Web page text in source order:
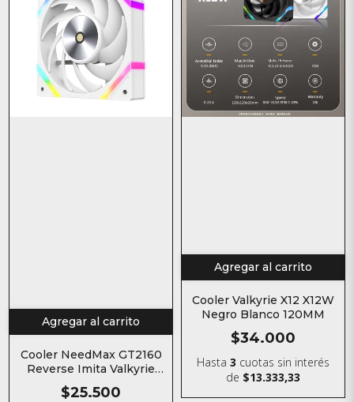
Agregar al carrito
Cooler NeedMax GT2160
Reverse Imita Valkyrie
X12RW 120MM
$25.500
Agregar al carrito
Cooler Valkyrie X12 X12W
Negro Blanco 120MM
$34.000
Hasta 3 cuotas sin interés
de $13.333,33